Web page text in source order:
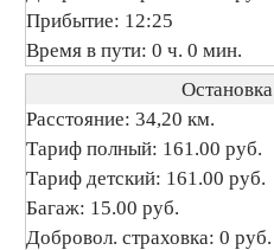
Прибытие: 12:25
Время в пути: 0 ч. 0 мин.
Остановка
Расстояние: 34,20 км.
Тариф полный: 161.00 руб.
Тариф детский: 161.00 руб.
Багаж: 15.00 руб.
Добровол. страховка: 0 руб.